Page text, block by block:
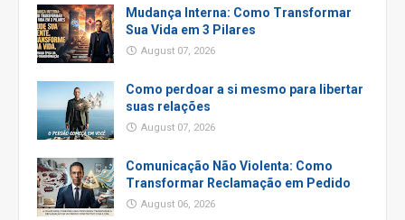
Mudança Interna: Como Transformar
Sua Vida em 3 Pilares
August 07, 2026
Como perdoar a si mesmo para libertar
suas relações
August 07, 2026
Comunicação Não Violenta: Como
Transformar Reclamação em Pedido
August 06, 2026